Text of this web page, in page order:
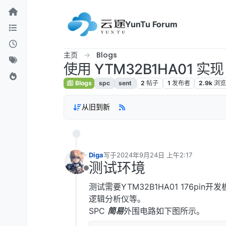
跳转至内容
YunTu Forum
主页 Blogs
使用 YTM32B1HA01 实
Blogs spc sent 2 帖子 1 发布者 2.9k 浏览
从旧到新
离线
Diga写于2024年9月24日 上午2:17
最后由 编辑
测试环境
测试需要YTM32B1HA01 176pin开发
逻辑分析仪等。
SPC 简易外围电路如下图所示。